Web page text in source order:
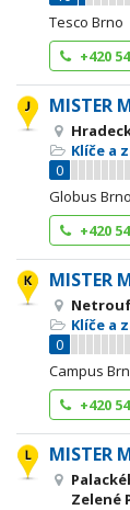
Tesco Brno
+420
MISTER
Klíče a
0
Globus Brno
+420
MISTER
Klíče a
0
Campus
+420
MISTER
Zelené